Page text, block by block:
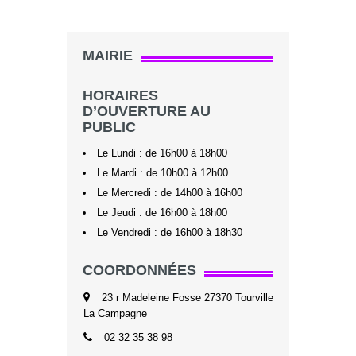
MAIRIE
HORAIRES
D’OUVERTURE AU
PUBLIC
Le Lundi : de 16h00 à 18h00
Le Mardi : de 10h00 à 12h00
Le Mercredi : de 14h00 à 16h00
Le Jeudi : de 16h00 à 18h00
Le Vendredi : de 16h00 à 18h30
COORDONNÉES
23 r Madeleine Fosse 27370 Tourville
La Campagne
02 32 35 38 98